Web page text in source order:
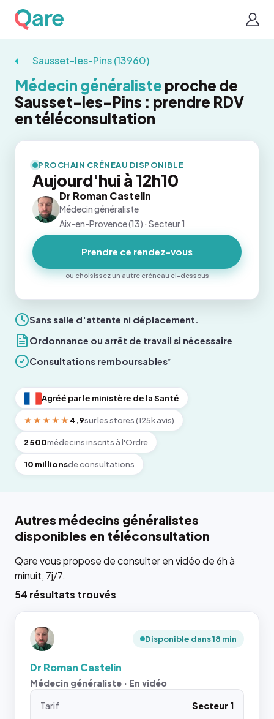
Sausset-les-Pins (13960)
Médecin généraliste proche de
Sausset-les-Pins : prendre RDV
en téléconsultation
Sans salle d'attente ni déplacement.
Ordonnance ou arrêt de travail si nécessaire
Consultations remboursables*
Agréé par le ministère de la Santé
★★★★★ 4,9sur les stores (125k avis)
2 500médecins inscrits à l'Ordre
10 millionsde consultations
PROCHAIN CRÉNEAU DISPONIBLE
Aujourd'hui à 12h10
Dr Roman Castelin
Médecin généraliste
Aix-en-Provence (13) · Secteur 1
Prendre ce rendez-vous
ou choisissez un autre créneau ci-dessous
Autres médecins généralistes
disponibles en téléconsultation
Qare vous propose de consulter en vidéo de 6h à
minuit, 7j/7.
54 résultats trouvés
Disponible dans 18 min
Dr Roman Castelin
Médecin généraliste · En vidéo
Tarif
Secteur 1